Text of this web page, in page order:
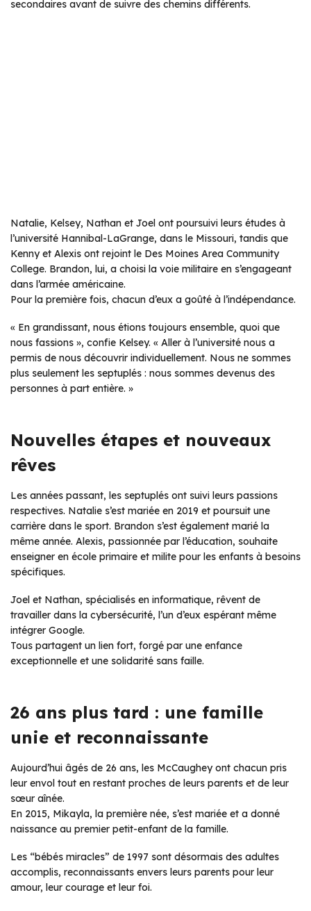
secondaires avant de suivre des chemins différents.
Natalie, Kelsey, Nathan et Joel ont poursuivi leurs études à
l’université Hannibal-LaGrange, dans le Missouri, tandis que
Kenny et Alexis ont rejoint le Des Moines Area Community
College. Brandon, lui, a choisi la voie militaire en s’engageant
dans l’armée américaine.
Pour la première fois, chacun d’eux a goûté à l’indépendance.
« En grandissant, nous étions toujours ensemble, quoi que
nous fassions », confie Kelsey. « Aller à l’université nous a
permis de nous découvrir individuellement. Nous ne sommes
plus seulement les septuplés : nous sommes devenus des
personnes à part entière. »
Nouvelles étapes et nouveaux
rêves
Les années passant, les septuplés ont suivi leurs passions
respectives. Natalie s’est mariée en 2019 et poursuit une
carrière dans le sport. Brandon s’est également marié la
même année. Alexis, passionnée par l’éducation, souhaite
enseigner en école primaire et milite pour les enfants à besoins
spécifiques.
Joel et Nathan, spécialisés en informatique, rêvent de
travailler dans la cybersécurité, l’un d’eux espérant même
intégrer Google.
Tous partagent un lien fort, forgé par une enfance
exceptionnelle et une solidarité sans faille.
26 ans plus tard : une famille
unie et reconnaissante
Aujourd’hui âgés de 26 ans, les McCaughey ont chacun pris
leur envol tout en restant proches de leurs parents et de leur
sœur aînée.
En 2015, Mikayla, la première née, s’est mariée et a donné
naissance au premier petit-enfant de la famille.
Les “bébés miracles” de 1997 sont désormais des adultes
accomplis, reconnaissants envers leurs parents pour leur
amour, leur courage et leur foi.